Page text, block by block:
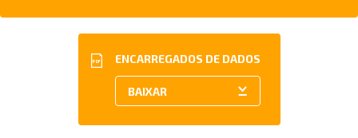
ENCARREGADOS DE DADOS
PDF